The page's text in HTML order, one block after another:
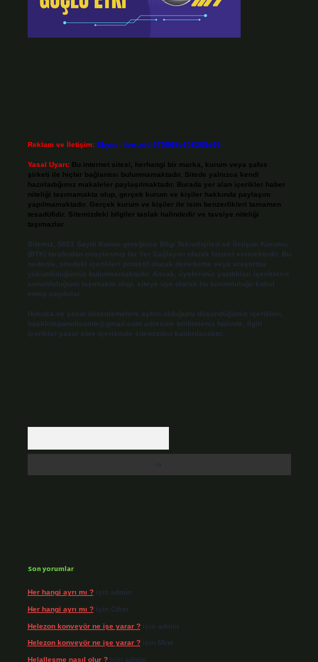
Reklam ve İletişim: Skype: live:.cid.575569c608265c69
Yasal Uyarı: Bu internet sitesi, herhangi bir marka, kurum veya şahıs
şirketi ile hiçbir bağlantısı bulunmamaktadır. Sitede yalnızca kendi
hazırladığımız makaleler paylaşılmaktadır. Burada yer alan içerikler haber
niteliği taşımamakta olup, gerçek kurum ve kişiler hakkında paylaşım
yapılmamaktadır. Gerçek kurum ve kişiler ile isim benzerlikleri tamamen
tesadüfidir. Sitemizdeki bilgiler taslak halindedir ve tavsiye niteliği
taşımazlar.
Sitemiz, 5651 Sayılı Kanun gereğince Bilgi Teknolojileri ve İletişim Kurumu
(BTK) tarafından onaylanmış bir Yer Sağlayıcı olarak hizmet vermektedir. Bu
nedenle, sitedeki içerikleri proaktif olarak denetleme veya araştırma
yükümlülüğümüz bulunmamaktadır. Ancak, üyelerimiz yazdıkları içeriklerin
sorumluluğunu taşımakta olup, siteye üye olarak bu sorumluluğu kabul
etmiş sayılırlar.
Hukuka ve yasal düzenlemelere aykırı olduğunu düşündüğünüz içerikleri,
backlinkpanelicomtr@gmail.com adresine bildirmeniz halinde, ilgili
içerikler yasal süre içerisinde sitemizden kaldırılacaktır.
Son yorumlar
Her hangi ayrı mı ?için admin
Her hangi ayrı mı ?için Cihat
Helezon konveyör ne işe yarar ?için admin
Helezon konveyör ne işe yarar ?için Mine
Helalleşme nasıl olur ?için admin